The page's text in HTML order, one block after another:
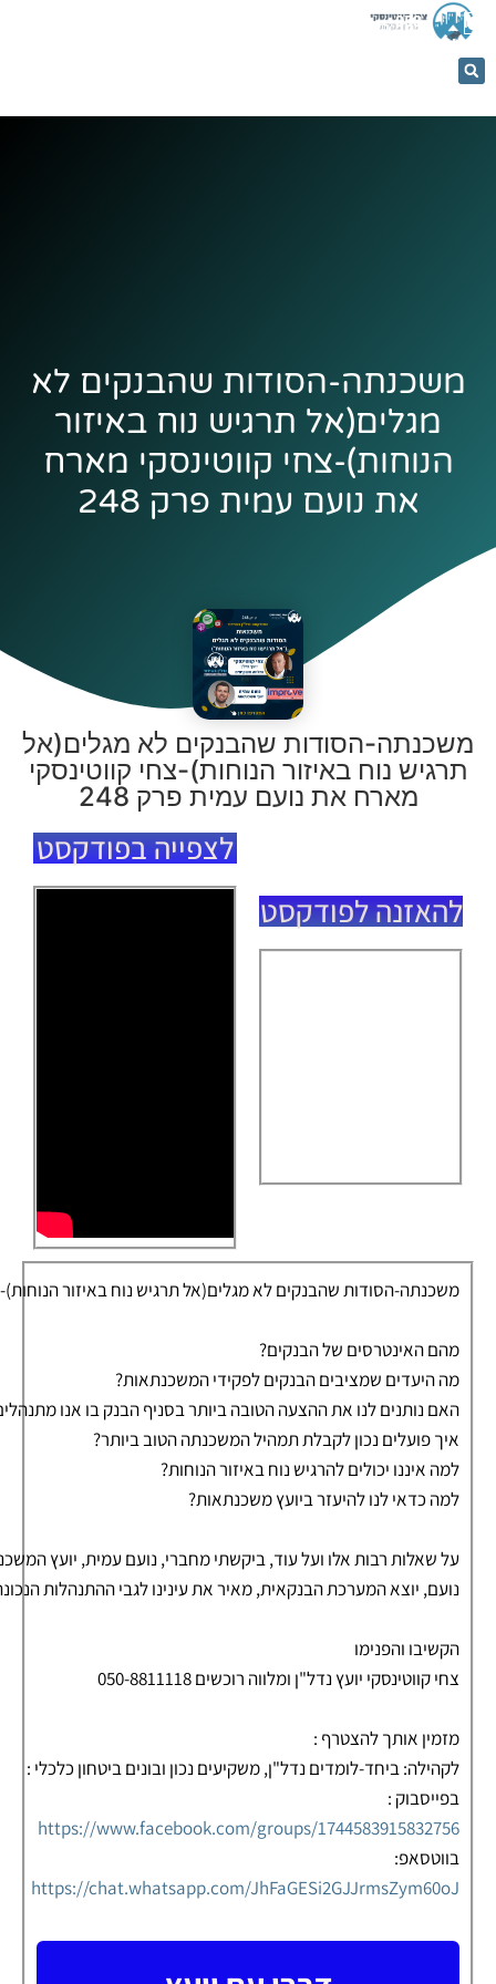
053-
5366884
משכנתה-הסודות שהבנקים לא
מגלים(אל תרגיש נוח באיזור
הנוחות)-צחי קווטינסקי מארח
את נועם עמית פרק 248
משכנתה-הסודות שהבנקים לא מגלים(אל
תרגיש נוח באיזור הנוחות)-צחי קווטינסקי
מארח את נועם עמית פרק 248
להאזנה לפודקסט
לצפייה בפודקסט
משכנתה-הסודות שהבנקים לא מגלים(אל תרגיש נוח באיזור הנוחות)-
מהם האינטרסים של הבנקים?
מה היעדים שמציבים הבנקים לפקידי המשכנתאות?
האם נותנים לנו את ההצעה הטובה ביותר בסניף הבנק בו אנו
איך פועלים נכון לקבלת תמהיל המשכנתה הטוב ביותר?
למה איננו יכולים להרגיש נוח באיזור הנוחות?
למה כדאי לנו להיעזר ביועץ משכנתאות?
על שאלות רבות אלו ועל עוד, ביקשתי מחברי, נועם עמית, יועץ
נועם, יוצא המערכת הבנקאית, מאיר את עינינו לגבי ההתנהלות
הקשיבו והפנימו
צחי קווטינסקי יועץ נדל"ן ומלווה רוכשים 050-8811118
מזמין אותך להצטרף :
לקהילה: ביחד-לומדים נדל"ן, משקיעים נכון ובונים ביטחון כלכלי :
בפייסבוק :
https://www.facebook.com/groups/1744583915832756
בווטסאפ:
https://chat.whatsapp.com/JhFaGESi2GJJrmsZym60oJ